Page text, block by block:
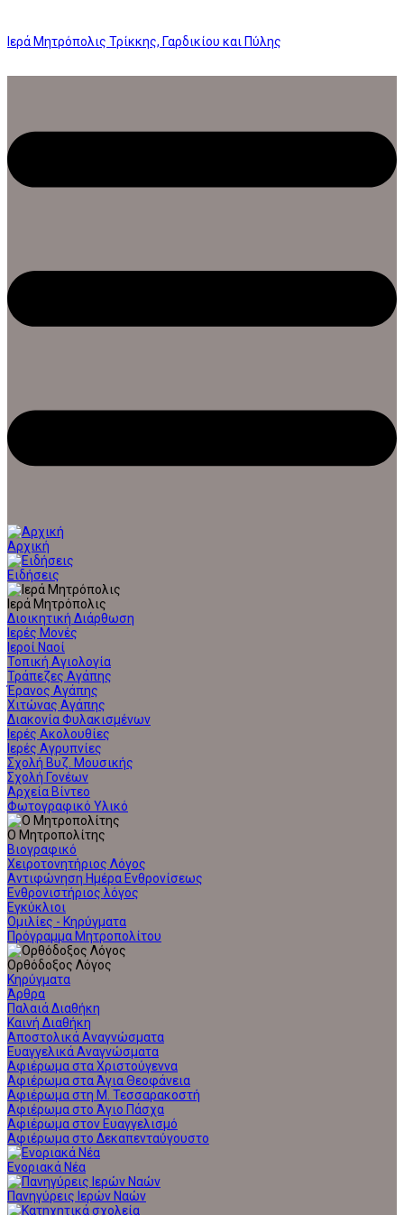
Ιερά Μητρόπολις Τρίκκης, Γαρδικίου και Πύλης
Αρχική
Ειδήσεις
Ιερά Μητρόπολις
Διοικητική Διάρθωση
Ιερές Μονές
Ιεροί Ναοί
Τοπική Αγιολογία
Τράπεζες Αγάπης
Έρανος Αγάπης
Χιτώνας Αγάπης
Διακονία Φυλακισμένων
Ιερές Ακολουθίες
Ιερές Αγρυπνίες
Σχολή Βυζ. Μουσικής
Σχολή Γονέων
Αρχεία Βίντεο
Φωτογραφικό Υλικό
Ο Μητροπολίτης
Βιογραφικό
Χειροτονητήριος Λόγος
Αντιφώνηση Ημέρα Ενθρονίσεως
Ενθρονιστήριος λόγος
Εγκύκλιοι
Ομιλίες - Κηρύγματα
Πρόγραμμα Μητροπολίτου
Ορθόδοξος Λόγος
Κηρύγματα
Άρθρα
Παλαιά Διαθήκη
Καινή Διαθήκη
Αποστολικά Αναγνώσματα
Ευαγγελικά Αναγνώσματα
Αφιέρωμα στα Χριστούγεννα
Αφιέρωμα στα Άγια Θεοφάνεια
Αφιέρωμα στη Μ. Τεσσαρακοστή
Αφιέρωμα στο Άγιο Πάσχα
Αφιέρωμα στον Ευαγγελισμό
Αφιέρωμα στο Δεκαπενταύγουστο
Ενοριακά Νέα
Πανηγύρεις Ιερών Ναών